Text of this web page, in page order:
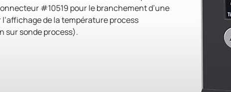
#10519 pour le branchement d’une
de la température process
sur sonde process).